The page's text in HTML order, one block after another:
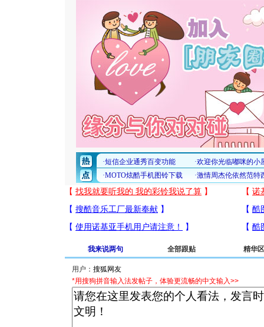
我来说两句 全部跟贴 精华区
用户：
*用搜狗拼音输入法发帖子，体验更流畅的中文输入>>